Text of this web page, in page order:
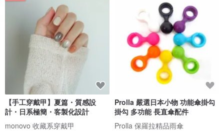
【手工穿戴甲】夏篇・質感設
計・日系極簡・客製化設計
monovo 收藏系穿戴甲
Prolla 嚴選日本小物 功能傘掛勾
掛勾 多功能 長直傘配件
Prolla 保羅拉精品雨傘